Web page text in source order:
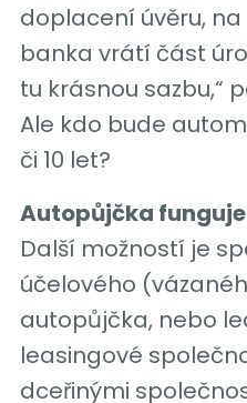
doplacení úvěru,
banka vrátí část
tu krásnou sazbu,“
Ale kdo bude
či 10 let?
Autopůjčka
Další možností je
účelového
autopůjčka, nebo
leasingové
dceřinými